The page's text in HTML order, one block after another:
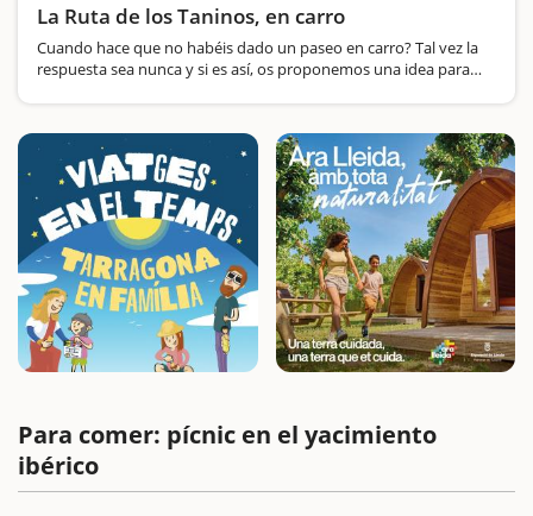
La Ruta de los Taninos, en carro
Cuando hace que no habéis dado un paseo en carro? Tal vez la
respuesta sea nunca y si es así, os proponemos una idea para
Para comer: pícnic en el yacimiento
ibérico